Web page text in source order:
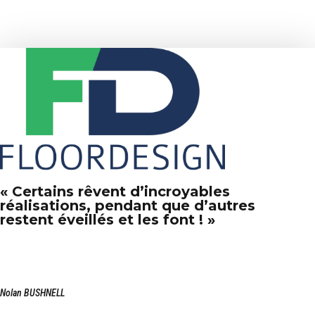
« Certains rêvent d’incroyables
réalisations, pendant que d’autres
restent éveillés et les font ! »
Nolan BUSHNELL